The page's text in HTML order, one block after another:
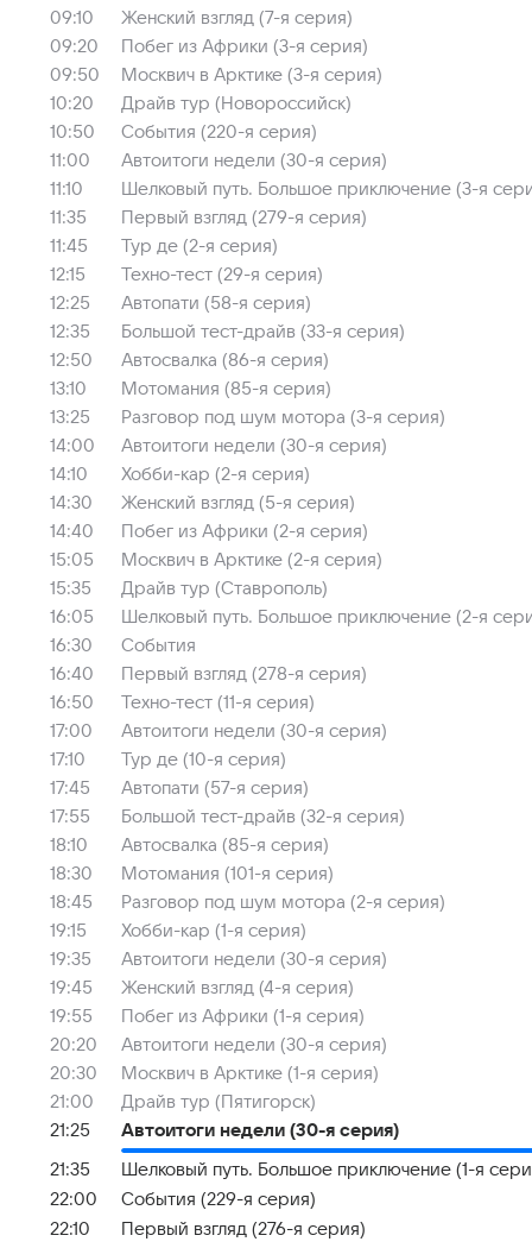
09:10
Женский взгляд (7-я серия)
09:20
Побег из Африки (3-я серия)
09:50
Москвич в Арктике (3-я серия)
10:20
Драйв тур (Новороссийск)
10:50
События (220-я серия)
11:00
Автоитоги недели (30-я серия)
11:10
Шелковый путь. Большое приключение (3-я
11:35
Первый взгляд (279-я серия)
11:45
Тур де (2-я серия)
12:15
Техно-тест (29-я серия)
12:25
Автопати (58-я серия)
12:35
Большой тест-драйв (33-я серия)
12:50
Автосвалка (86-я серия)
13:10
Мотомания (85-я серия)
13:25
Разговор под шум мотора (3-я серия)
14:00
Автоитоги недели (30-я серия)
14:10
Хобби-кар (2-я серия)
14:30
Женский взгляд (5-я серия)
14:40
Побег из Африки (2-я серия)
15:05
Москвич в Арктике (2-я серия)
15:35
Драйв тур (Ставрополь)
16:05
Шелковый путь. Большое приключение (2-я
16:30
События
16:40
Первый взгляд (278-я серия)
16:50
Техно-тест (11-я серия)
17:00
Автоитоги недели (30-я серия)
17:10
Тур де (10-я серия)
17:45
Автопати (57-я серия)
17:55
Большой тест-драйв (32-я серия)
18:10
Автосвалка (85-я серия)
18:30
Мотомания (101-я серия)
18:45
Разговор под шум мотора (2-я серия)
19:15
Хобби-кар (1-я серия)
19:35
Автоитоги недели (30-я серия)
19:45
Женский взгляд (4-я серия)
19:55
Побег из Африки (1-я серия)
20:20
Автоитоги недели (30-я серия)
20:30
Москвич в Арктике (1-я серия)
21:00
Драйв тур (Пятигорск)
21:25
Автоитоги недели (30-я серия)
21:35
Шелковый путь. Большое приключение (1-я
22:00
События (229-я серия)
22:10
Первый взгляд (276-я серия)